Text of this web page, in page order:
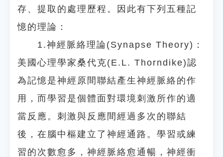
存、提取的處理歷程。因此有下列五種記
憶的理論：
1.神經脈絡理論(Synapse Theory)：
美國心理學家桑代克(E.L. Thorndike)認
為記憶是神經原間聯結產生神經脈絡的作
用，而學習是個體面對環境刺激所作的適
當反應。刺激與反應間經過多次的聯結
後，在腦中樞建立了神經通路。學習或練
習的次數愈多，神經脈絡愈通暢，神經衝